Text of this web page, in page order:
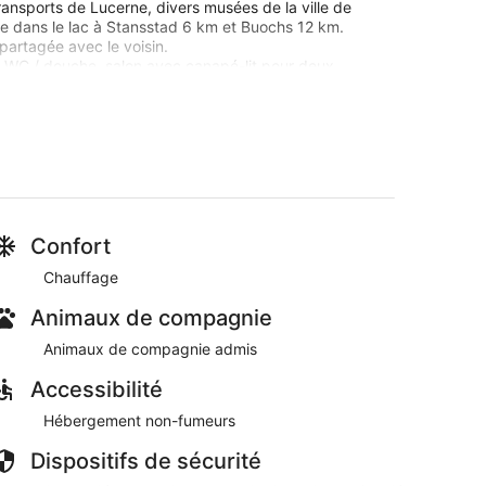
de Lucerne, divers musées de la ville de
dans le lac à Stansstad 6 km et Buochs 12 km.
avec le voisin.
/ douche, salon avec canapé-lit pour deux
pour plus de 4 personnes. Grenier comme
La route peut être recouverte de neige.
veaux, des chats, des poulets et des abeilles. Le
de prise en charge et de dépose depuis la
(inclus). Notre ferme est située à 2 km au-
Confort
Chauffage
Animaux de compagnie
Animaux de compagnie admis
Accessibilité
Hébergement non-fumeurs
Dispositifs de sécurité